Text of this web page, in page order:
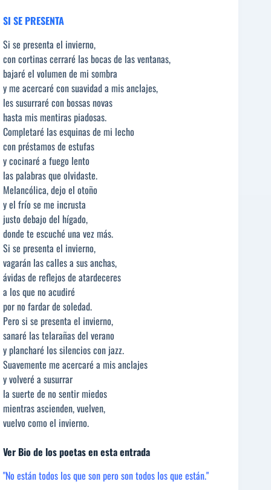
SI SE PRESENTA
Si se presenta el invierno,
con cortinas cerraré las bocas de las ventanas,
bajaré el volumen de mi sombra
y me acercaré con suavidad a mis anclajes,
les susurraré con bossas novas
hasta mis mentiras piadosas.
Completaré las esquinas de mi lecho
con préstamos de estufas
y cocinaré a fuego lento
las palabras que olvidaste.
Melancólica, dejo el otoño
y el frío se me incrusta
justo debajo del hígado,
donde te escuché una vez más.
Si se presenta el invierno,
vagarán las calles a sus anchas,
ávidas de reflejos de atardeceres
a los que no acudiré
por no fardar de soledad.
Pero si se presenta el invierno,
sanaré las telarañas del verano
y plancharé los silencios con jazz.
Suavemente me acercaré a mis anclajes
y volveré a susurrar
la suerte de no sentir miedos
mientras ascienden, vuelven,
vuelvo como el invierno.
Ver Bio de los poetas en esta entrada
"No están todos los que son pero son todos los que están."